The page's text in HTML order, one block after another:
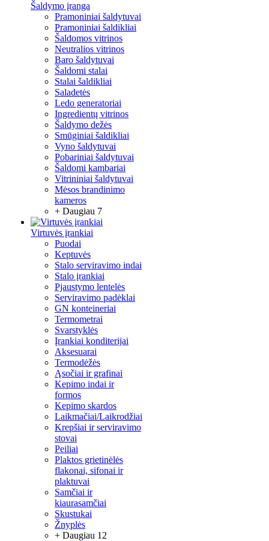
Šaldymo įranga
Pramoniniai šaldytuvai
Pramoniniai šaldikliai
Šaldomos vitrinos
Neutralios vitrinos
Baro šaldytuvai
Šaldomi stalai
Stalai šaldikliai
Saladetės
Ledo generatoriai
Ingredientų vitrinos
Šaldymo dežės
Smūginiai šaldikliai
Vyno šaldytuvai
Pobariniai šaldytuvai
Šaldomi kambariai
Vitrininiai šaldytuvai
Mėsos brandinimo
kameros
+ Daugiau 7
Virtuvės įrankiai
Puodai
Keptuvės
Stalo serviravimo indai
Stalo įrankiai
Pjaustymo lentelės
Serviravimo padėklai
GN konteineriai
Termometrai
Svarstyklės
Įrankiai konditerijai
Aksesuarai
Termodėžės
Ąsočiai ir grafinai
Kepimo indai ir
formos
Kepimo skardos
Laikmačiai/Laikrodžiai
Krepšiai ir serviravimo
stovai
Peiliai
Plaktos grietinėlės
flakonai, sifonai ir
plaktuvai
Samčiai ir
kiaurasamčiai
Skustukai
Žnyplės
+ Daugiau 12